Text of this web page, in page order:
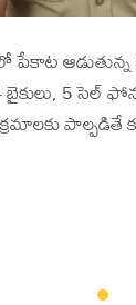
5 సెల్
పాల్పడితే